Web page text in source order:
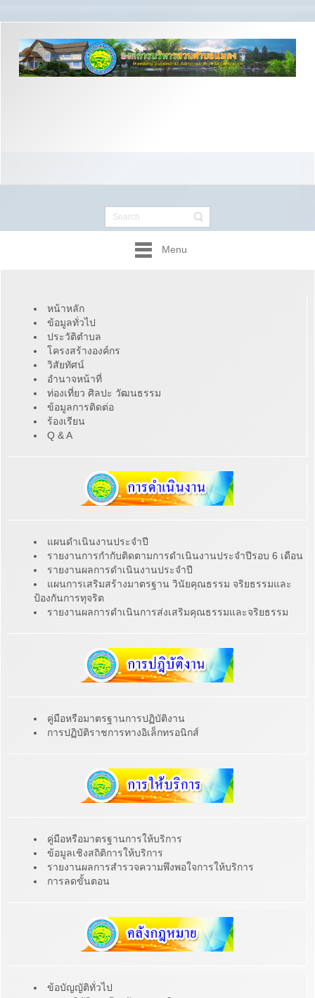
Menu
หน้าหลัก
ข้อมูลทั่วไป
ประวัติตำบล
โครงสร้างองค์กร
วิสัยทัศน์
อำนาจหน้าที่
ท่องเที่ยว ศิลปะ วัฒนธรรม
ข้อมูลการติดต่อ
ร้องเรียน
Q & A
แผนดำเนินงานประจำปี
รายงานการกำกับติดตามการดำเนินงานประจำปีรอบ 6 เดือน
รายงานผลการดำเนินงานประจำปี
แผนการเสริมสร้างมาตรฐาน วินัยคุณธรรม จริยธรรมและ
ป้องกันการทุจริต
รายงานผลการดำเนินการส่งเสริมคุณธรรมและจริยธรรม
คู่มือหรือมาตรฐานการปฏิบัติงาน
การปฏิบัติราชการทางอิเล็กทรอนิกส์
คู่มือหรือมาตรฐานการให้บริการ
ข้อมูลเชิงสถิติการให้บริการ
รายงานผลการสำรวจความพึงพอใจการให้บริการ
การลดขั้นตอน
ข้อบัญญัติทั่วไป